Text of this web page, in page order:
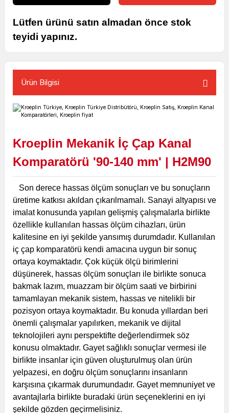
Lütfen ürünü satın almadan önce stok
teyidi yapınız.
Ürün Bilgisi
Kroeplin Mekanik İç Çap Kanal
Komparatörü '90-140 mm' | H2M90
Son derece hassas ölçüm sonuçları ve bu sonuçların
üretime katkısı akıldan çıkarılmamalı. Sanayi altyapısı ve
imalat konusunda yapılan gelişmiş çalışmalarla birlikte
özellikle kullanılan hassas ölçüm cihazları, ürün
kalitesine en iyi şekilde yansımış durumdadır. Kullanılan
iç çap komparatörü kendi amacına uygun bir sonuç
ortaya koymaktadır. Çok küçük ölçü birimlerini
düşünerek, hassas ölçüm sonuçları ile birlikte sonuca
bakmak lazım, muazzam bir ölçüm saati ve birbirini
tamamlayan mekanik sistem, hassas ve nitelikli bir
pozisyon ortaya koymaktadır. Bu konuda yıllardan beri
önemli çalışmalar yapılırken, mekanik ve dijital
teknolojileri aynı perspektifte değerlendirmek söz
konusu olmaktadır. Gayet sağlıklı sonuçlar vermesi ile
birlikte insanlar için güven oluşturulmuş olan ürün
yelpazesi, en doğru ölçüm sonuçlarını insanların
karşısına çıkarmak durumundadır. Gayet memnuniyet ve
avantajlarla birlikte buradaki ürün seçeneklerini en iyi
şekilde gözden geçirmelisiniz.